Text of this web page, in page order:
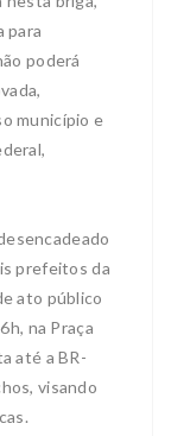
para
poderá
município e
prefeitos da
ato público
na Praça
até a BR-
visando